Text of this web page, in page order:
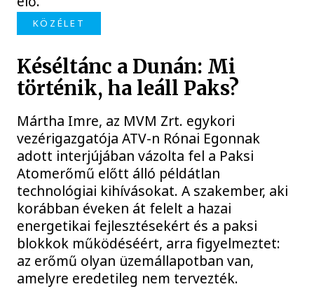
KÖZÉLET
Késéltánc a Dunán: Mi
történik, ha leáll Paks?
Mártha Imre, az MVM Zrt. egykori
vezérigazgatója ATV-n Rónai Egonnak
adott interjújában vázolta fel a Paksi
Atomerőmű előtt álló példátlan
technológiai kihívásokat. A szakember, aki
korábban éveken át felelt a hazai
energetikai fejlesztésekért és a paksi
blokkok működéséért, arra figyelmeztet:
az erőmű olyan üzemállapotban van,
amelyre eredetileg nem tervezték.